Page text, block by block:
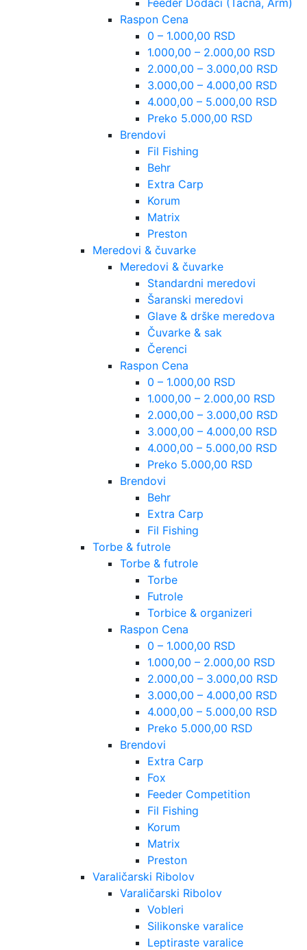
Raspon Cena
0 – 1.000,00 RSD
1.000,00 – 2.000,00 RSD
2.000,00 – 3.000,00 RSD
3.000,00 – 4.000,00 RSD
4.000,00 – 5.000,00 RSD
Preko 5.000,00 RSD
Brendovi
Fil Fishing
Behr
Extra Carp
Korum
Matrix
Preston
Meredovi & čuvarke
Meredovi & čuvarke
Standardni meredovi
Šaranski meredovi
Glave & drške meredova
Čuvarke & sak
Čerenci
Raspon Cena
0 – 1.000,00 RSD
1.000,00 – 2.000,00 RSD
2.000,00 – 3.000,00 RSD
3.000,00 – 4.000,00 RSD
4.000,00 – 5.000,00 RSD
Preko 5.000,00 RSD
Brendovi
Behr
Extra Carp
Fil Fishing
Torbe & futrole
Torbe & futrole
Torbe
Futrole
Torbice & organizeri
Raspon Cena
0 – 1.000,00 RSD
1.000,00 – 2.000,00 RSD
2.000,00 – 3.000,00 RSD
3.000,00 – 4.000,00 RSD
4.000,00 – 5.000,00 RSD
Preko 5.000,00 RSD
Brendovi
Extra Carp
Fox
Feeder Competition
Fil Fishing
Korum
Matrix
Preston
Varaličarski Ribolov
Varaličarski Ribolov
Vobleri
Silikonske varalice
Leptiraste varalice